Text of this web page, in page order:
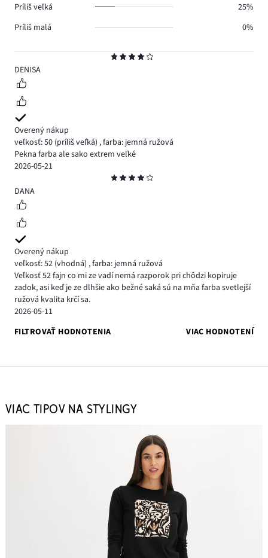
4
DENISA
Overený nákup
veľkosť: 50 (príliš veľká) ,farba: jemná ružová
Pekna farba ale sako extrem veľké
2026-05-21
4
DANA
Overený nákup
veľkosť: 52 (vhodná) ,farba: jemná ružová
Veľkosť 52 fajn co mi ze vadí nemá razporok pri chôdzi kopiruje
zadok, asi keď je ze dlhšie ako bežné saká sú na mňa farba svetlejší
ružová kvalita krčí sa.
2026-05-11
FILTROVAŤ HODNOTENIA
VIAC HODNOTENÍ
Príliš veľká
25%
Príliš malá
0%
VIAC TIPOV NA STYLINGY